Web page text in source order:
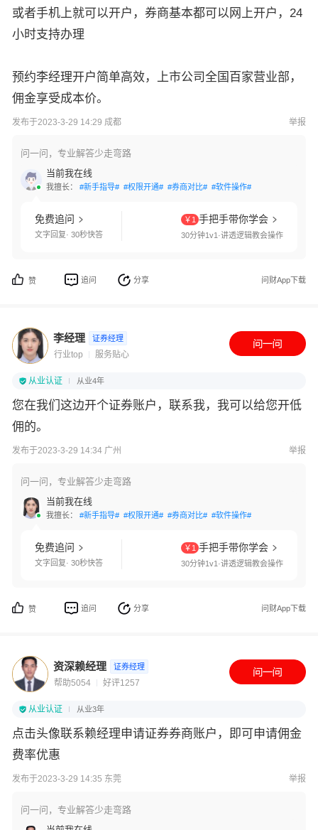
或者手机上就可以开户，券商基本都可以网上开户，24
小时支持办理
预约李经理开户简单高效，上市公司全国百家营业部，
佣金享受成本价。
发布于2023-3-29 14:29 成都 举报
问一问，专业解答少走弯路
当前我在线
我擅长： #新手指导# #权限开通# #券商对比# #软件操作#
免费追问
文字回复· 30秒快答
￥1 手把手带你学会
30分钟1v1·讲透逻辑教会操作
赞 追问 分享 问财App下载
李经理 证券经理
行业top 服务贴心
从业认证 从业4年
您在我们这边开个证券账户，联系我，我可以给您开低
佣的。
发布于2023-3-29 14:34 广州 举报
问一问，专业解答少走弯路
当前我在线
我擅长： #新手指导# #权限开通# #券商对比# #软件操作#
免费追问
文字回复· 30秒快答
￥1 手把手带你学会
30分钟1v1·讲透逻辑教会操作
赞 追问 分享 问财App下载
资深赖经理 证券经理
帮助5054 好评1257
从业认证 从业3年
点击头像联系赖经理申请证券券商账户，即可申请佣金
费率优惠
发布于2023-3-29 14:35 东莞 举报
问一问，专业解答少走弯路